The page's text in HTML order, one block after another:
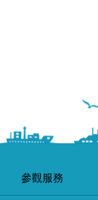
參觀服務